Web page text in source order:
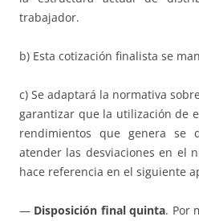
trabajador.
b) Esta cotización finalista se
c) Se adaptará la normativa
garantizar que la utilización de
rendimientos que genera se
atender las desviaciones en el
hace referencia en el siguiente
— Disposición final quinta. Por